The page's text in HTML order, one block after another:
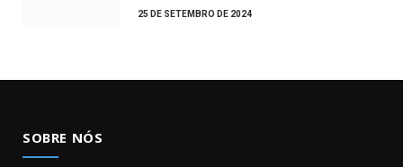
25 DE SETEMBRO DE 2024
SOBRE NÓS